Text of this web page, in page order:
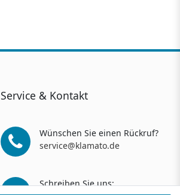
Service & Kontakt
Wünschen Sie einen Rückruf?
service@klamato.de
Schreiben Sie uns: